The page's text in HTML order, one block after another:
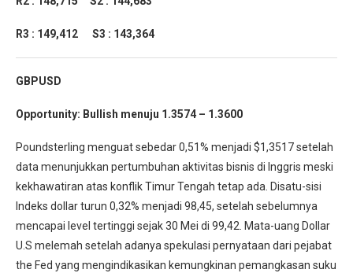
R3 : 149,412 S3 : 143,364
GBPUSD
Opportunity: Bullish menuju 1.3574 – 1.3600
Poundsterling menguat sebedar 0,51% menjadi $1,3517 setelah
data menunjukkan pertumbuhan aktivitas bisnis di Inggris meski
kekhawatiran atas konflik Timur Tengah tetap ada. Disatu-sisi
Indeks dollar turun 0,32% menjadi 98,45, setelah sebelumnya
mencapai level tertinggi sejak 30 Mei di 99,42. Mata-uang Dollar
U.S melemah setelah adanya spekulasi pernyataan dari pejabat
the Fed yang mengindikasikan kemungkinan pemangkasan suku